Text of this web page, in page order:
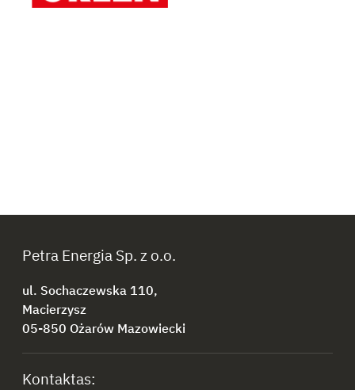
Petra Energia Sp. z o.o.
ul. Sochaczewska 110,
Macierzysz
05-850 Ożarów Mazowiecki
Kontaktas: